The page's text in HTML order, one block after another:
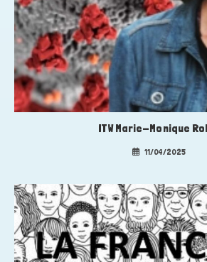
ITW Marie-Monique
11/04/2025